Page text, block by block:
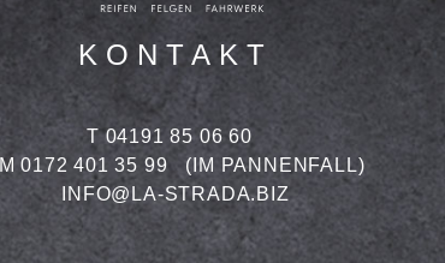
KONTAKT
T 04191 85 06 60
M 0172 401 35 99
(IM PANNENFALL)
INFO@LA-STRADA.BIZ